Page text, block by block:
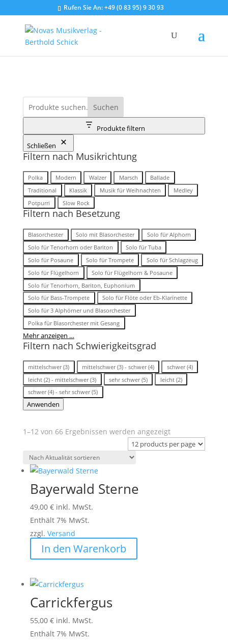
Rufen Sie An:+49 (0 83 95) 9 30 93
Suchen
Produkte filtern
Schließen
Filtern nach Musikrichtung
Musikrichtung
Polka Modern Walzer Marsch
Ballade
Traditional
Klassik Musik für Weihnachten
Medley
Potpurri
Slow Rock
Filtern nach Besetzung
Besetzung
Blasorchester Solo mit Blasorchester
Solo für Alphorn
Solo für Tenorhorn oder Bariton
Solo für Tuba
Solo für Posaune
Solo für Trompete
Solo für Schlagzeug
Solo für Flügelhorn
Solo für Flügelhorn & Posaune
Solo für Tenorhorn, Bariton, Euphonium
Solo für Bass-Trompete
Solo für Flöte oder Eb-Klarinette
Solo für 3 Alphörner und Blasorchester
Polka für Blasorchester mit Gesang
Mehr anzeigen …
Filtern nach Schwierigkeitsgrad
Stufe/Schwierigkeitsgrad
mittelschwer (3) mittelschwer (3) - schwer (4)
schwer (4)
leicht (2) - mittelschwer (3)
sehr schwer (5)
leicht (2)
schwer (4) - sehr schwer (5)
Anwenden
1–12 von 66 Ergebnissen werden angezeigtNach
Aktualität
Bayerwald Sterne
49,00 € inkl. MwSt.
Enthält 7% MwSt.
zzgl. Versand
In den Warenkorb
Carrickfergus
55,00 € inkl. MwSt.
Enthält 7% MwSt.